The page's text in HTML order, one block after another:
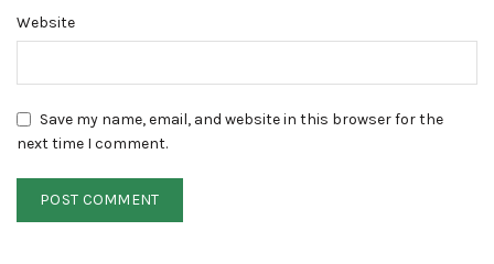
Website
Save my name, email, and website in this browser for the
next time I comment.